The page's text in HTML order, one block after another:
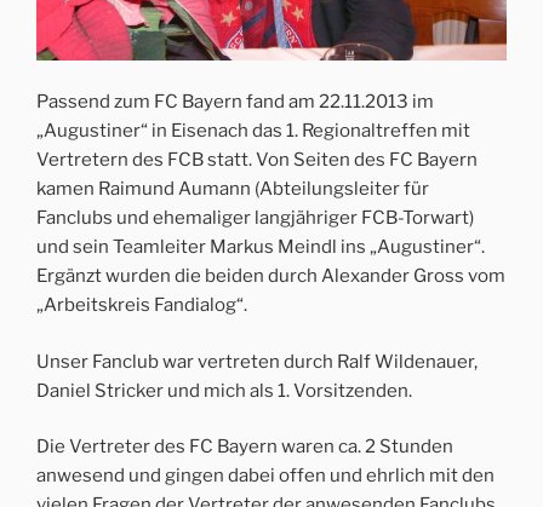
Passend zum FC Bayern fand am 22.11.2013 im
„Augustiner“ in Eisenach das 1. Regionaltreffen mit
Vertretern des FCB statt. Von Seiten des FC Bayern
kamen Raimund Aumann (Abteilungsleiter für
Fanclubs und ehemaliger langjähriger FCB-Torwart)
und sein Teamleiter Markus Meindl ins „Augustiner“.
Ergänzt wurden die beiden durch Alexander Gross vom
„Arbeitskreis Fandialog“.
Unser Fanclub war vertreten durch Ralf Wildenauer,
Daniel Stricker und mich als 1. Vorsitzenden.
Die Vertreter des FC Bayern waren ca. 2 Stunden
anwesend und gingen dabei offen und ehrlich mit den